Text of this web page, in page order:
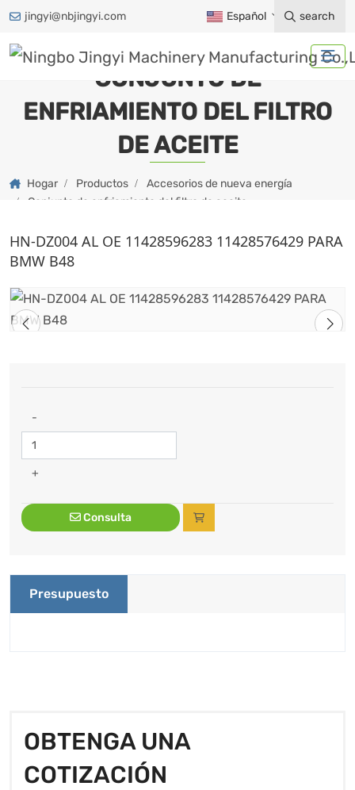
jingyi@nbjingyi.com Español search
CONJUNTO DE
ENFRIAMIENTO DEL FILTRO
DE ACEITE
Hogar Productos
Accesorios de nueva energía
Conjunto de enfriamiento del filtro de aceite
HN-DZ004 AL OE 11428596283 11428576429 PARA
BMW B48
-
+
Consulta
Presupuesto
OBTENGA UNA
COTIZACIÓN